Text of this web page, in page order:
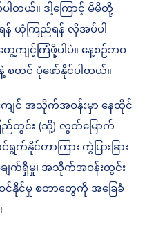
ါတယ်။ ဒါ့ကြောင့် မိမိတို့
ရန် ယုံကြည်ရန် လိုအပ်ပါ
င့်ကြံဖို့ပါပဲ။ နေ့စဉ်ဘဝ
စတင် ပုံဖော်နိုင်ပါတယ်။
ျင် အသိုက်အဝန်းမှာ နေထိုင်
ည်တွင်း (သို့) လွတ်မြောက်
က်နိုင်တာကြား ကွဲပြားခြား
ချက်ရှိမှု၊ အသိုက်အဝန်းတွင်း
ဝင်နိုင်မှု စတာ‌တွေကို အခြေခံ